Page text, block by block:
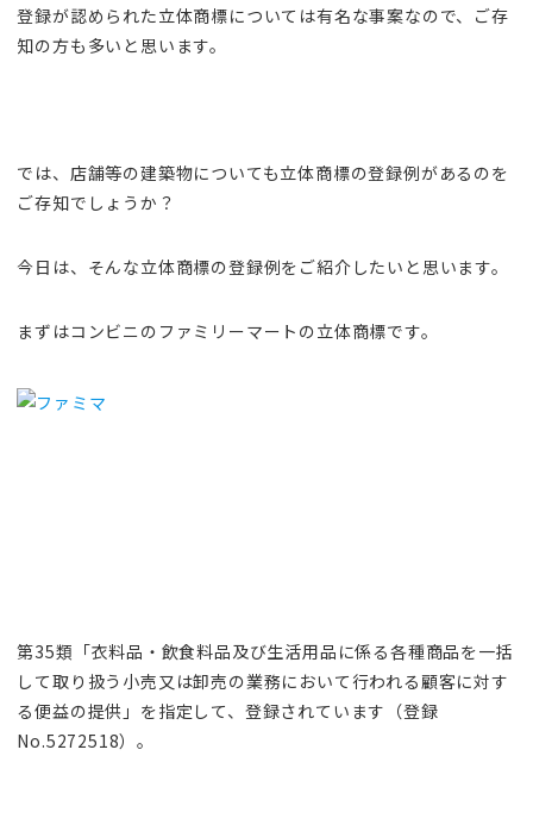
登録が認められた立体商標については有名な事案なので、ご存
知の方も多いと思います。
では、店舗等の建築物についても立体商標の登録例があるのを
ご存知でしょうか？
今日は、そんな立体商標の登録例をご紹介したいと思います。
まずはコンビニのファミリーマートの立体商標です。
第35類「衣料品・飲食料品及び生活用品に係る各種商品を一括
して取り扱う小売又は卸売の業務において行われる顧客に対す
る便益の提供」を指定して、登録されています（登録
No.5272518）。